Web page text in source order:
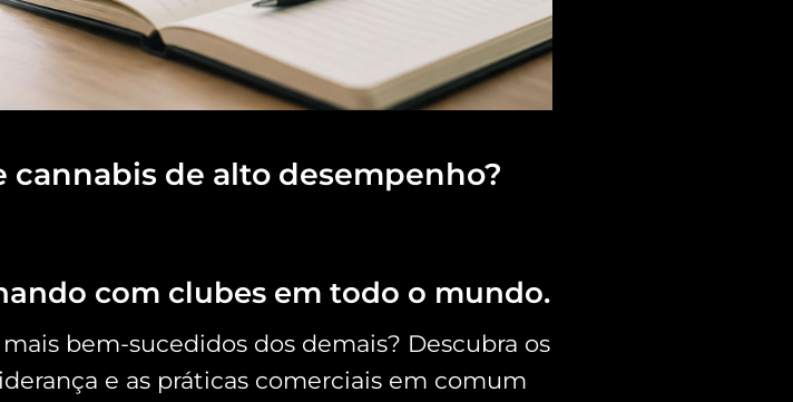
cannabis de alto desempenho?
com clubes em todo o mundo.
bem-sucedidos dos demais? Descubra os
e as práticas comerciais em comum